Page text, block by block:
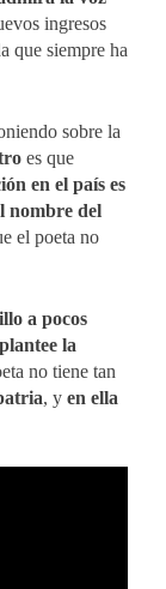
ingresos
que siempre ha
sobre la
es que
en el país es
nombre del
el poeta no
a pocos
la
no tiene tan
, y en ella